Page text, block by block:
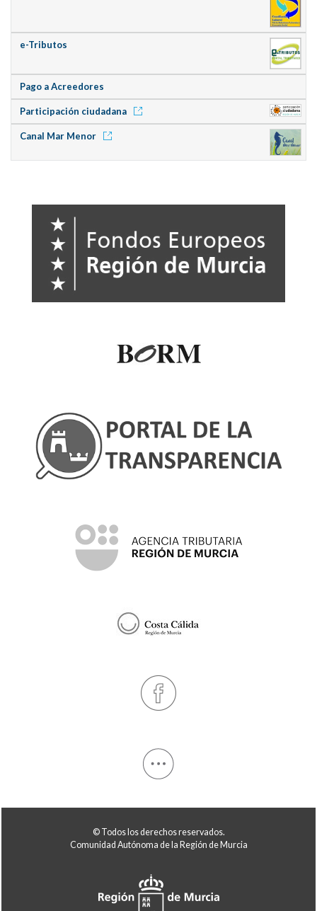
e-Tributos
Pago a Acreedores
Participación ciudadana
Canal Mar Menor
© Todos los derechos reservados.
Comunidad Autónoma de la Región de Murcia